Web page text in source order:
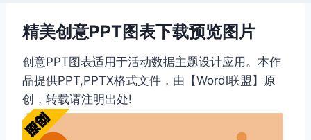
精美创意PPT图表下载预览图片
创意PPT图表适用于活动数据主题设计应用。本作
品提供PPT,PPTX格式文件，由【Wordl联盟】原
创，转载请注明出处!